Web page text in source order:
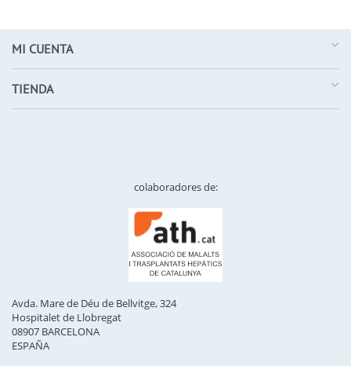
MI CUENTA
TIENDA
colaboradores de:
Avda. Mare de Déu de Bellvitge, 324
Hospitalet de Llobregat
08907 BARCELONA
ESPAÑA